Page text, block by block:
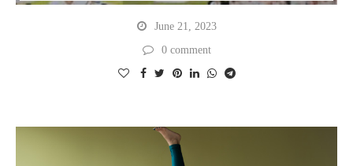
June 21, 2023
0 comment